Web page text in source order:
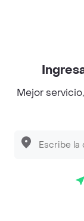
Top Marcas y
Encuéntranos
App
Mejor